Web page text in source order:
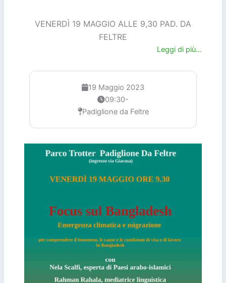
VENERDÌ 19 MAGGIO ALLE 9,30 PAD. DA
FELTRE
Leggi di più...
19 Maggio 2023
09:30-
Padiglione da Feltre